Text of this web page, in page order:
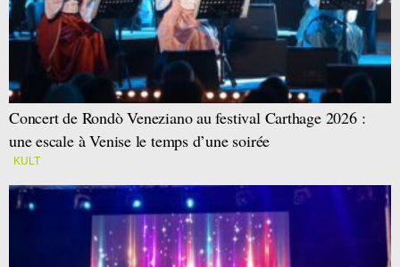
Concert de Rondò Veneziano au festival Carthage 2026 :
une escale à Venise le temps d’une soirée
KULT